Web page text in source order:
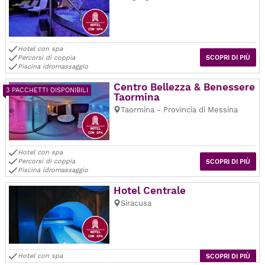
SCOPRI DI PIÙ
Hotel con spa
Percorsi di coppia
Piscina idromassaggio
3 PACCHETTI DISPONIBILI
Centro Bellezza & Benessere
Taormina
Taormina - Provincia di Messina
SCOPRI DI PIÙ
Hotel con spa
Percorsi di coppia
Piscina idromassaggio
Hotel Centrale
Siracusa
SCOPRI DI PIÙ
Hotel con spa